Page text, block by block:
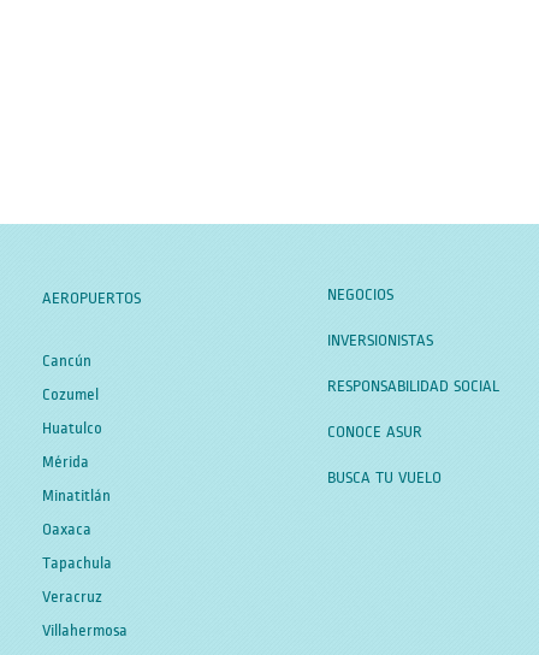
AEROPUERTOS
Cancún
Cozumel
Huatulco
Mérida
Minatitlán
Oaxaca
Tapachula
Veracruz
Villahermosa
NEGOCIOS
INVERSIONISTAS
RESPONSABILIDAD SOCIAL
CONOCE ASUR
BUSCA TU VUELO